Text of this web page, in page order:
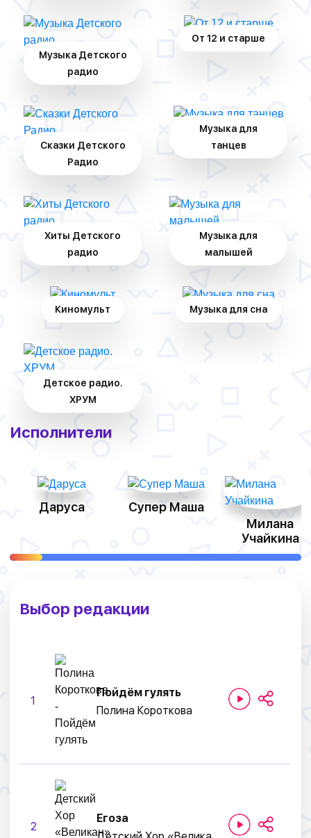
Музыка Детского
радио
От 12 и старше
Сказки Детского
Радио
Музыка для
танцев
Хиты Детского
радио
Музыка для
малышей
Киномульт Музыка для сна
Детское радио.
ХРУМ
Исполнители
Даруса
Супер Маша
Милана
Учайкина
Выбор редакции
1
Пойдём гулять
Полина Короткова
2
Егоза